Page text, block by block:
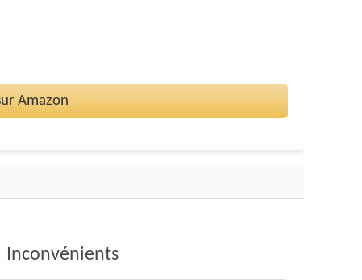
Amazon
Inconvénients